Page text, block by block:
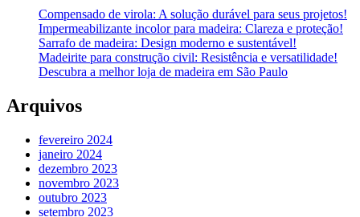
Compensado de virola: A solução durável para seus projetos!
Impermeabilizante incolor para madeira: Clareza e proteção!
Sarrafo de madeira: Design moderno e sustentável!
Madeirite para construção civil: Resistência e versatilidade!
Descubra a melhor loja de madeira em São Paulo
Arquivos
fevereiro 2024
janeiro 2024
dezembro 2023
novembro 2023
outubro 2023
setembro 2023